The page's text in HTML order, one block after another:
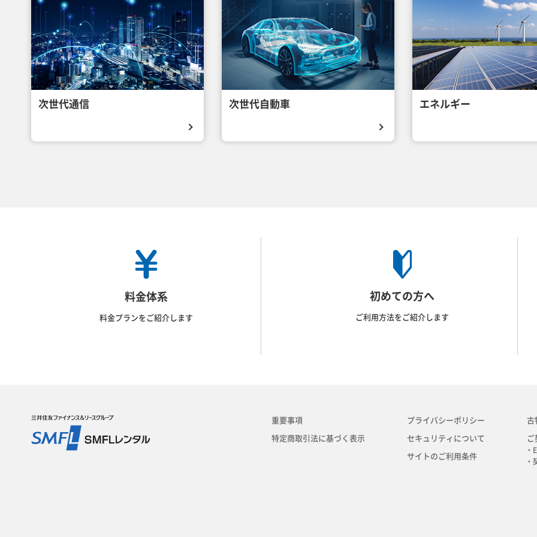
次世代通信 次世代自動車 エネルギー
料金体系
料金プランをご紹介します
初めての方へ
ご利用方法をご紹介します
重要事項
特定商取引法に基づく表示
プライバシーポリシー
セキュリティについて
サイトのご利用条件
古
ご
・
・